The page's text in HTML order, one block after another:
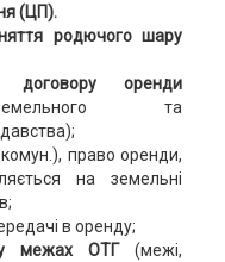
(ЦП).
родючого шару
договору оренди
та
право оренди,
на земельні
в оренду;
межах ОТГ(межі,